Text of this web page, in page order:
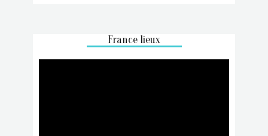
France lieux